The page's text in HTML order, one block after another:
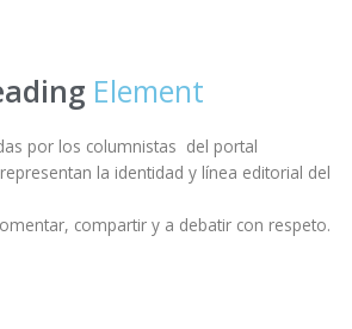
Element
por los columnistas del portal
la identidad y línea editorial del
compartir y a debatir con respeto.